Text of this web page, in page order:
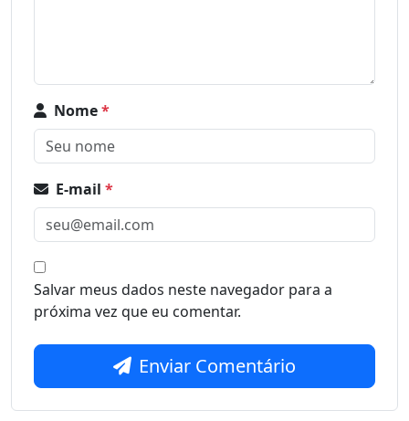
Nome*
E-mail *
Salvar meus dados neste navegador para a
próxima vez que eu comentar.
Enviar Comentário